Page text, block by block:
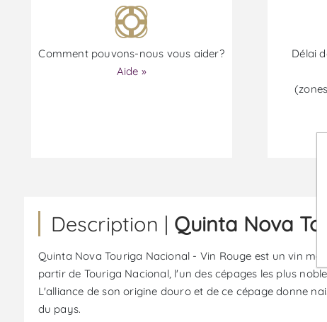
Comment pouvons-nous vous aider?
Aide »
Délai
Description | Quinta Nova
Quinta Nova Touriga Nacional - Vin Rouge est un vin
partir de Touriga Nacional, l'un des cépages les plus
L'alliance de son origine douro et de ce cépage donne
du pays.